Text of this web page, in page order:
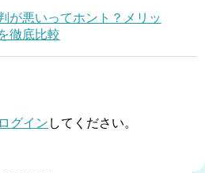
が悪いってホント？メリッ
徹底比較
ログイン してください。